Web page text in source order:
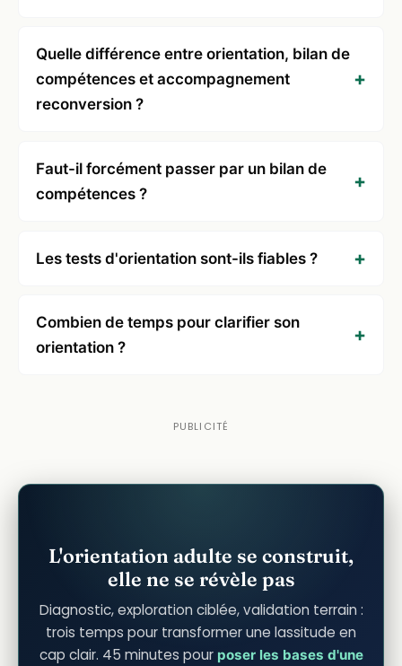
Quelle différence entre orientation, bilan de
compétences et accompagnement
reconversion ?
Faut-il forcément passer par un bilan de
compétences ?
Les tests d'orientation sont-ils fiables ?
Combien de temps pour clarifier son
orientation ?
L'orientation adulte se construit,
elle ne se révèle pas
Diagnostic, exploration ciblée, validation terrain :
trois temps pour transformer une lassitude en
cap clair. 45 minutes pour poser les bases d'une